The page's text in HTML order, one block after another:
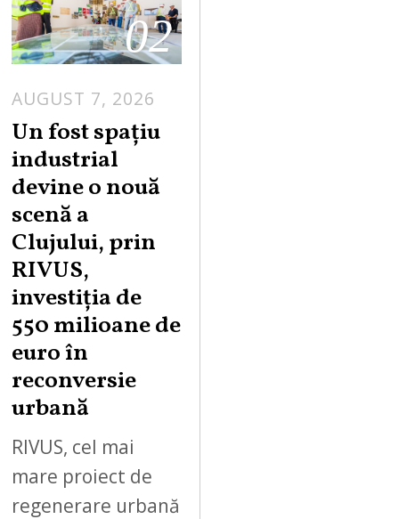
02
AUGUST 7, 2026
Un fost spațiu
industrial
devine o nouă
scenă a
Clujului, prin
RIVUS,
investiția de
550 milioane de
euro în
reconversie
urbană
RIVUS, cel mai
mare proiect de
regenerare urbană